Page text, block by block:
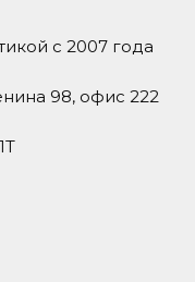
с 2007 года
98, офис 222